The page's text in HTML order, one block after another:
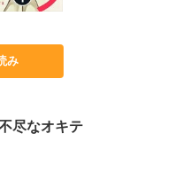
み
尽なオキテ